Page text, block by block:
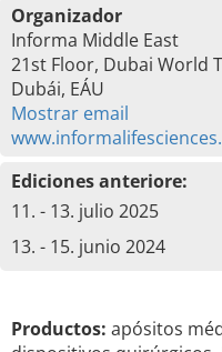
Organizador
Informa Middle East
21st Floor, Dubai World
Dubái, EÁU
Mostrar email
Ediciones anteriore:
11. - 13. julio 2025
13. - 15. junio 2024
Productos: apósitos